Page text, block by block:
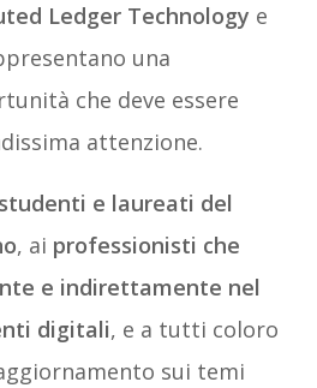
Ledger Technology e
una
che deve essere
attenzione.
studenti e laureati del
, ai professionisti che
e indirettamente nel
digitali, e a tutti coloro
sui temi